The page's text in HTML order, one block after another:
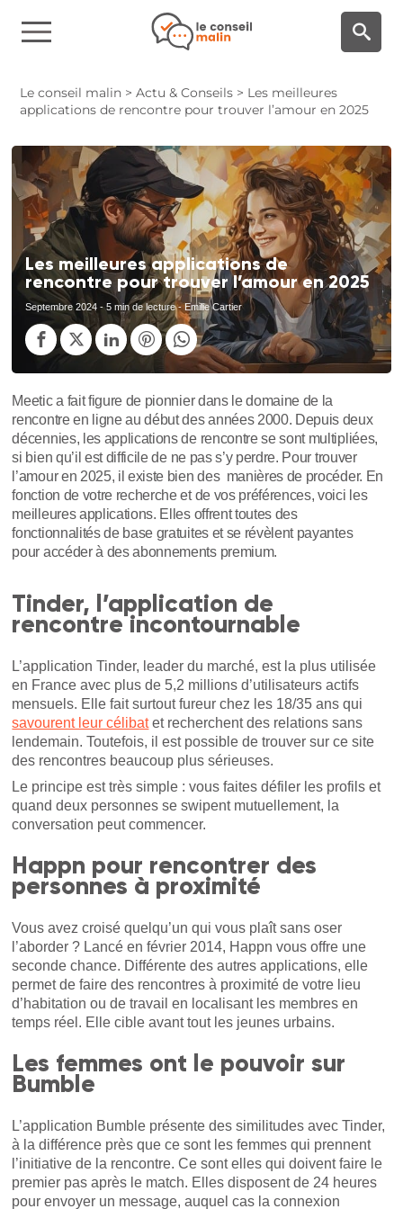
Le conseil malin >Actu & Conseils > Les meilleures
applications de rencontre pour trouver l’amour en 2025
Les meilleures applications de
rencontre pour trouver l’amour en 2025
Septembre 2024 - 5 min de lecture - Emilie Cartier
Meetic a fait figure de pionnier dans le domaine de la
rencontre en ligne au début des années 2000. Depuis deux
décennies, les applications de rencontre se sont multipliées,
si bien qu’il est difficile de ne pas s’y perdre. Pour trouver
l’amour en 2025, il existe bien des manières de procéder. En
fonction de votre recherche et de vos préférences, voici les
meilleures applications. Elles offrent toutes des
fonctionnalités de base gratuites et se révèlent payantes
pour accéder à des abonnements premium.
Tinder, l’application de
rencontre incontournable
L’application Tinder, leader du marché, est la plus utilisée
en France avec plus de 5,2 millions d’utilisateurs actifs
mensuels. Elle fait surtout fureur chez les 18/35 ans qui
savourent leur célibatet recherchent des relations sans
lendemain. Toutefois, il est possible de trouver sur ce site
des rencontres beaucoup plus sérieuses.
Le principe est très simple : vous faites défiler les profils et
quand deux personnes se swipent mutuellement, la
conversation peut commencer.
Happn pour rencontrer des
personnes à proximité
Vous avez croisé quelqu’un qui vous plaît sans oser
l’aborder ? Lancé en février 2014, Happn vous offre une
seconde chance. Différente des autres applications, elle
permet de faire des rencontres à proximité de votre lieu
d’habitation ou de travail en localisant les membres en
temps réel. Elle cible avant tout les jeunes urbains.
Les femmes ont le pouvoir sur
Bumble
L’application Bumble présente des similitudes avec Tinder,
à la différence près que ce sont les femmes qui prennent
l’initiative de la rencontre. Ce sont elles qui doivent faire le
premier pas après le match. Elles disposent de 24 heures
pour envoyer un message, auquel cas la connexion